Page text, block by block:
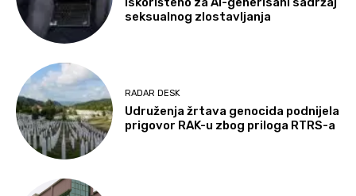
seksualnog zlostavljanja
RADAR DESK
Udruženja žrtava genocida podnijela
prigovor RAK-u zbog priloga RTRS-a